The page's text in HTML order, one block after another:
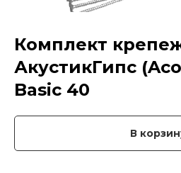
Комплект
АкустикГипс
Basic 40
В